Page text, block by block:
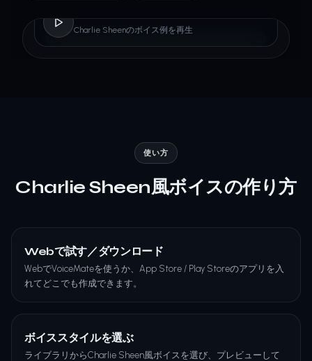
Charlie Sheenのボイス例を再生
使い方
Charlie Sheen風ボイスの作り方
Webで試す／ダウンロード
WebでVoiceMateを使うか、App Store / Play Storeのアプリを入
れてどこでも作成できます。
ボイススタイルを選ぶ
ライブラリからCharlie Sheen風ボイスを選び、プレビューして